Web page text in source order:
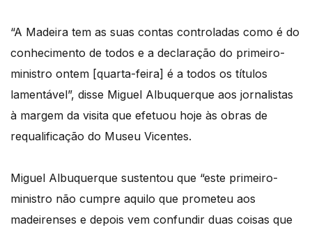
“A Madeira tem as suas contas controladas como é do
conhecimento de todos e a declaração do primeiro-
ministro ontem [quarta-feira] é a todos os títulos
lamentável”, disse Miguel Albuquerque aos jornalistas
à margem da visita que efetuou hoje às obras de
requalificação do Museu Vicentes.
Miguel Albuquerque sustentou que “este primeiro-
ministro não cumpre aquilo que prometeu aos
madeirenses e depois vem confundir duas coisas que